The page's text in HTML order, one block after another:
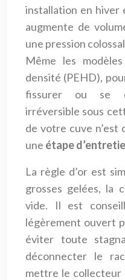
installation en hiver
augmente de
une pression
Même les
densité (PEHD),
fissurer ou se
irréversible sous
de votre cuve n’est
une étape
La règle d’or est
grosses gelées, la
vide. Il est
légèrement ouvert
éviter toute
déconnecter le
mettre le collecteur